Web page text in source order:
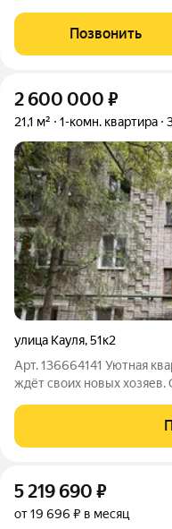
транспортная артерия
минут добраться до
Позвонить
2 600 000 ₽
21,1 м² 1-комн. квартира
улица Кауля,51к2
Арт. 136664141 Уютная
ждёт своих новых
Коммуникации
центральное отопление и
5 219 690 ₽
от 19 696 ₽ в месяц